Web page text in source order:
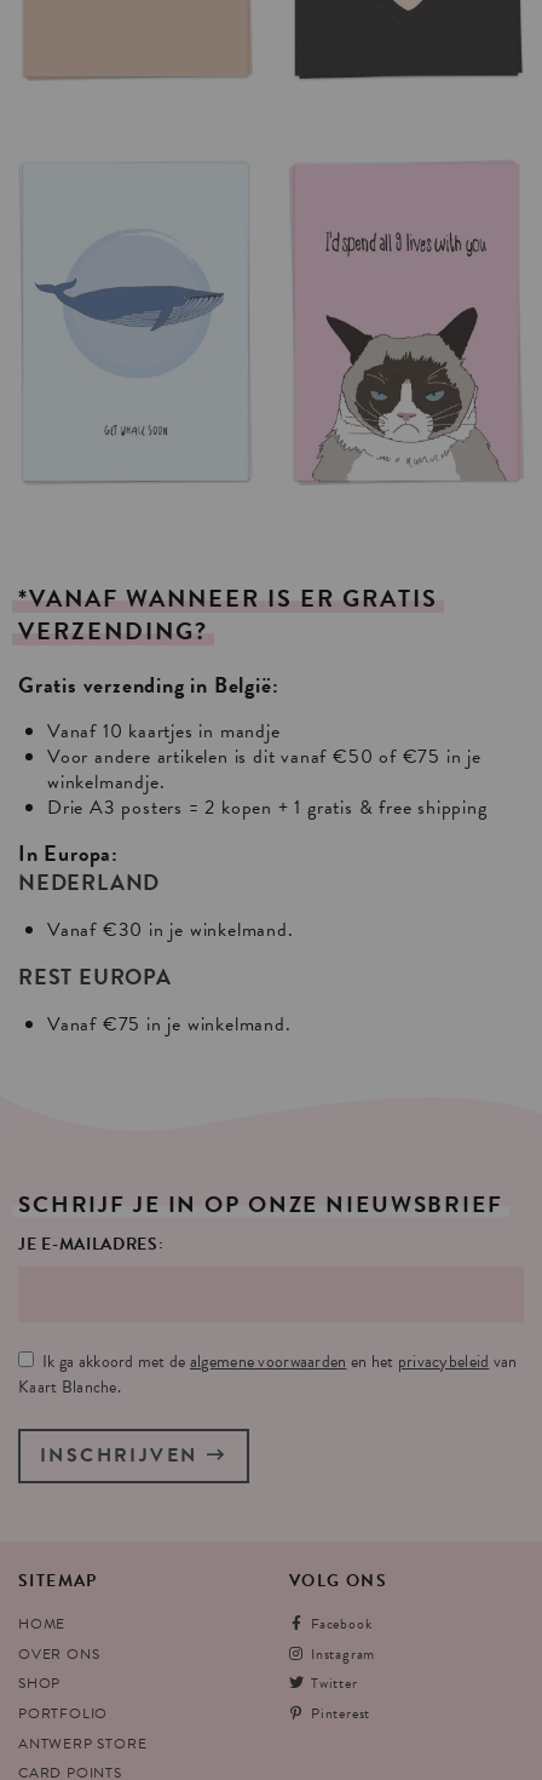
*VANAF WANNEER IS ER GRATIS
VERZENDING?
Gratis verzending in België:
Vanaf 10 kaartjes in mandje
Voor andere artikelen is dit vanaf €50 of €75 in je
winkelmandje.
Drie A3 posters = 2 kopen + 1 gratis & free shipping
In Europa:
NEDERLAND
Vanaf €30 in je winkelmand.
REST EUROPA
Vanaf €75 in je winkelmand.
SCHRIJF JE IN OP ONZE NIEUWSBRIEF
JE E-MAILADRES:
Ik ga akkoord met dealgemene voorwaarden en het privacybeleid van
Kaart Blanche.
INSCHRIJVEN
SITEMAP
HOME
OVER ONS
SHOP
PORTFOLIO
ANTWERP STORE
CARD POINTS
VOLG ONS
Facebook
Instagram
Twitter
Pinterest